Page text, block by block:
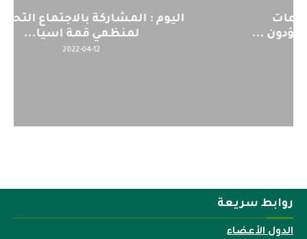
اليوم : المشاركة بالاجتماع التحضيري
لمنظمي قمة اسيا...
روابط سريعة
الدول الأعضاء